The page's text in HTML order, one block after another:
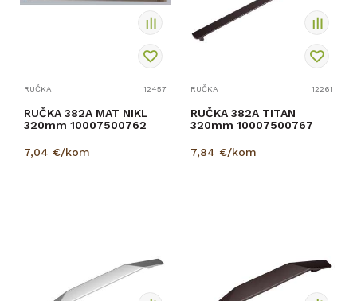
RUČKA 12457
RUČKA 382A MAT NIKL
320mm 10007500762
7,04 €/kom
RUČKA 12261
RUČKA 382A TITAN
320mm 10007500767
7,84 €/kom